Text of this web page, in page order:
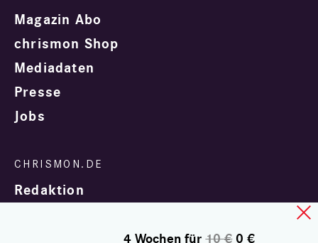
Magazin Abo
chrismon Shop
Mediadaten
Presse
Jobs
Redaktion
4 Wochen für10 €0 €